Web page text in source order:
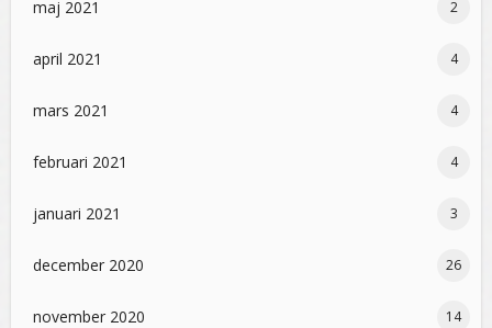
maj 2021 2
april 2021 4
mars 2021 4
februari 2021 4
januari 2021 3
december 2020 26
november 2020 14